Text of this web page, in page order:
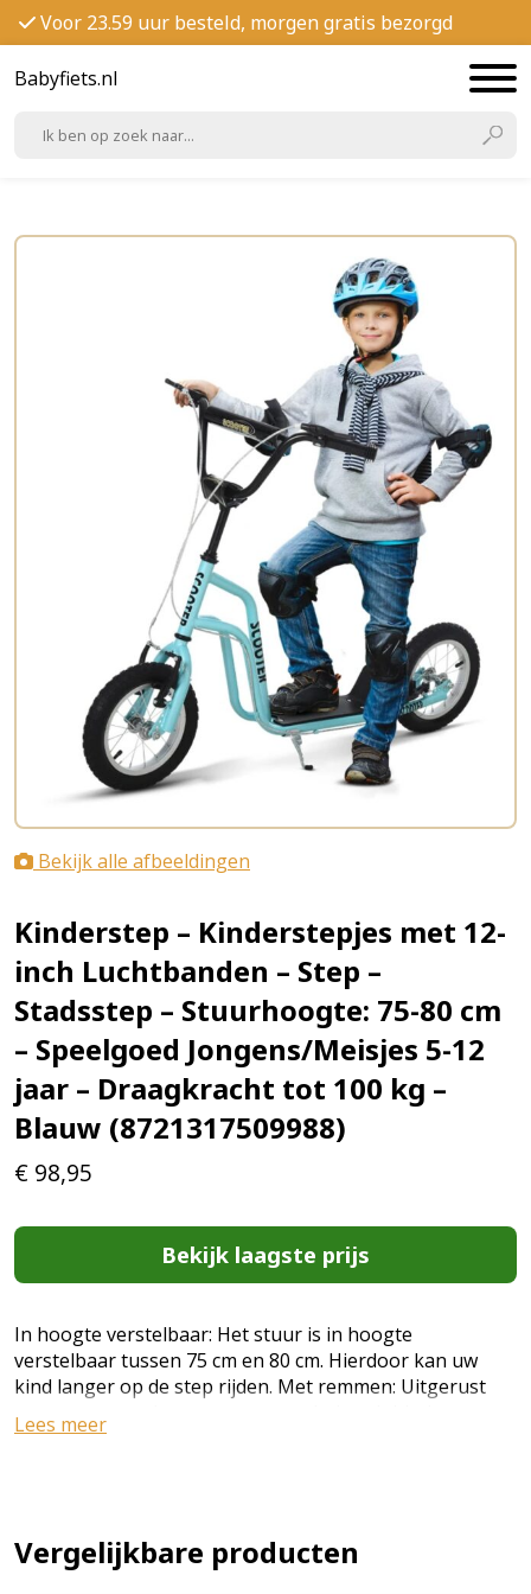
Voor 23.59 uur besteld, morgen gratis bezorgd
Babyfiets.nl
Bekijk alle afbeeldingen
Kinderstep – Kinderstepjes met 12-
inch Luchtbanden – Step –
Stadsstep – Stuurhoogte: 75-80 cm
– Speelgoed Jongens/Meisjes 5-12
jaar – Draagkracht tot 100 kg –
Blauw (8721317509988)
€ 98,95
Bekijk laagste prijs
In hoogte verstelbaar: Het stuur is in hoogte
verstelbaar tussen 75 cm en 80 cm. Hierdoor kan uw
kind langer op de step rijden. Met remmen: Uitgerust
met voor- en achterremmen, maakt het dubbele
remsysteem van de step het remmen gemakkelijker
Uitgerust met antislip en slijtvaste rubberen banden,
opblaasbaar voor langdurig gebruik. Productdetails:
Lees meer
Vergelijkbare producten